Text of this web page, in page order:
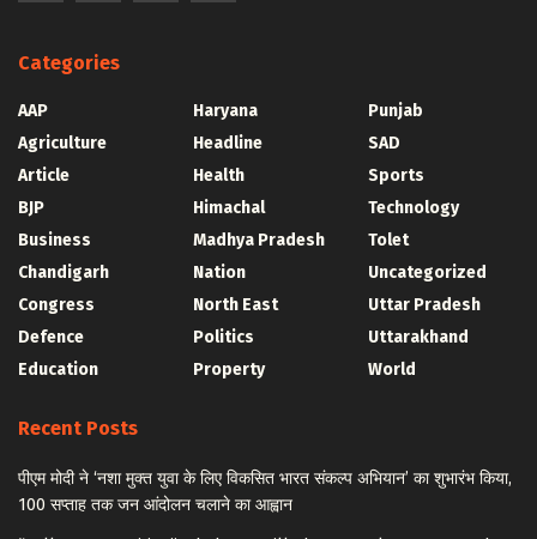
Categories
AAP
Agriculture
Article
BJP
Business
Chandigarh
Congress
Defence
Education
Haryana
Headline
Health
Himachal
Madhya Pradesh
Nation
North East
Politics
Property
Punjab
SAD
Sports
Technology
Tolet
Uncategorized
Uttar Pradesh
Uttarakhand
World
Recent Posts
पीएम मोदी ने ‘नशा मुक्त युवा के लिए विकसित भारत संकल्प अभियान’ का शुभारंभ किया,
100 सप्ताह तक जन आंदोलन चलाने का आह्वान